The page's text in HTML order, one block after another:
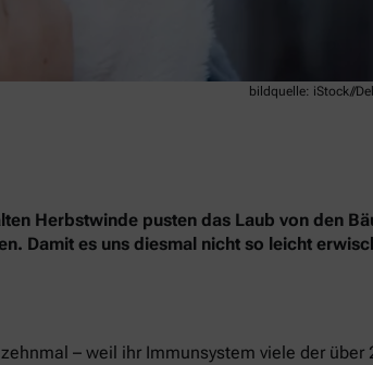
bildquelle: iStock//
Herbstwinde pusten das Laub von den
Damit es uns diesmal nicht so leicht
– weil ihr Immunsystem viele der über